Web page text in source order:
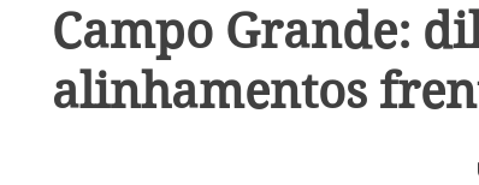
Campo Grande:
alinhamentos